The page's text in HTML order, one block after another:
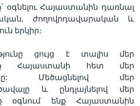
օգնելու Հայաստանին դառնալ
ժողովրդավարական և
երկիր։
ցույց է տալիս մեր
Հայաստանի հետ մեր
Մեծացնելով մեր
և ընդլայնելով մեր
օգնում ենք Հայաստանին